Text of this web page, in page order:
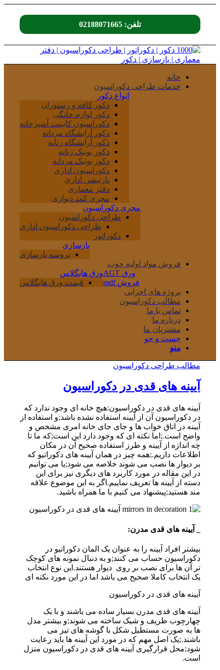
تلفن: 02188071665
خانه
خدمات طراحی دکوراسیون
انواع دکور
دکور کافه و رستوران
دکور لوازم خانگی
دکوراسیون کابینت آشپزخانه
دکور آرایشگاه مردانه
دکور آرایشگاه زنانه
دکور بوتیک زنانه
دکور بوتیک مردانه
دکوراسیون اداری
پارتیشن اداری
دفتر معماری
مجری کمد دیواری
مجری دکوراسیون
طراحی دکوراسیون
طراحی دکوراسیون اداری
دکوراتور
بازسازی
پروسه بازسازی
فروش مواد اولیه چوب
ورق هایگلاس
قیمت ورق هایگلاس
ورق AGT
فروش mdf
پروژه های اجرایی
مطالب دکوراسیون
تماس با ما
درباره ما
مشتریان ما
جست و جو
منو
مطالب طراحی دکوراسیون
آیینه های قدی در دکوراسیون
آیینه های قدی در دکوراسیون:هیچ خانه ای وجود ندارد که
در دکوراسیون آن از آیینه استفاده نشده باشد;و استفاده از
آیینه در اتاق خواب ها و جای جای خانه امری مشخص و
واضح است.;اما نکته ای که وجود دارد این است;که ما تا
چه اندازه از آیینه و طرز استفاده صحیح آن در مکان
اطلاعات داریم.;همه چیز در همان آیینه های دکوراتیو که
بر دیوار ها نصب می شوند خلاصه می شود;یا می توانیم
در این مقاله در مورد کاربرد های دیگری نیز برای این
دسته از آیینه ها تعریف نماییم.اگر به این موضوع علاقه
مند هستید;پیشنهاد می کنیم با ما همراه باشید.
_ آیینه های قدی مدرن:
بیشتر افراد آیینه را به عنوان یک المان دکوراتیو در
دکوراسیون حساب می کنند;و به دنبال نمونه های کوچک
تر آن ها برای نصب بر روی دیوار هستند.این نوع انتخاب
یک انتخاب کاملا صحیح می باشد اما در این مورد نکته ای
آیینه های قدی در دکوراسیون
آیینه های قدی مدرن بسیار ساده می باشند و با یک
چهارچوب ظریف و شیک ساخته می شوند;و بیشتر مدل
ها به صورت مستطیل شکل با گوشه های تیز می
باشند.;یک اصل مهم که در مورد این آیینه ها باید رعایت
شود;محل قرارگیری آیینه های قدی در دکوراسیون منزل
است.